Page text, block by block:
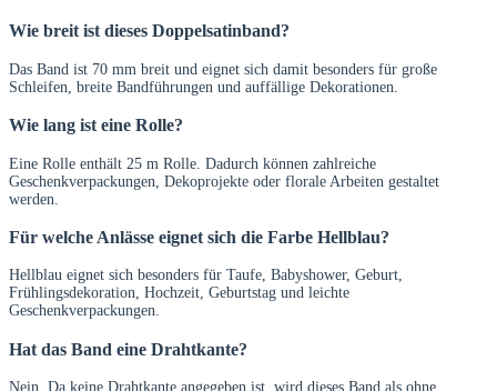
Wie breit ist dieses Doppelsatinband?
Das Band ist 70 mm breit und eignet sich damit besonders für große
Schleifen, breite Bandführungen und auffällige Dekorationen.
Wie lang ist eine Rolle?
Eine Rolle enthält 25 m Rolle. Dadurch können zahlreiche
Geschenkverpackungen, Dekoprojekte oder florale Arbeiten gestaltet
werden.
Für welche Anlässe eignet sich die Farbe Hellblau?
Hellblau eignet sich besonders für Taufe, Babyshower, Geburt,
Frühlingsdekoration, Hochzeit, Geburtstag und leichte
Geschenkverpackungen.
Hat das Band eine Drahtkante?
Nein. Da keine Drahtkante angegeben ist, wird dieses Band als ohne